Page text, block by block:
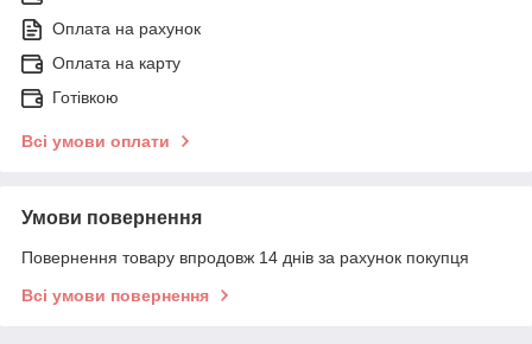
Оплата на рахунок
Оплата на карту
Готівкою
Всі умови оплати
Умови повернення
Повернення товару впродовж 14 днів за рахунок покупця
Всі умови повернення